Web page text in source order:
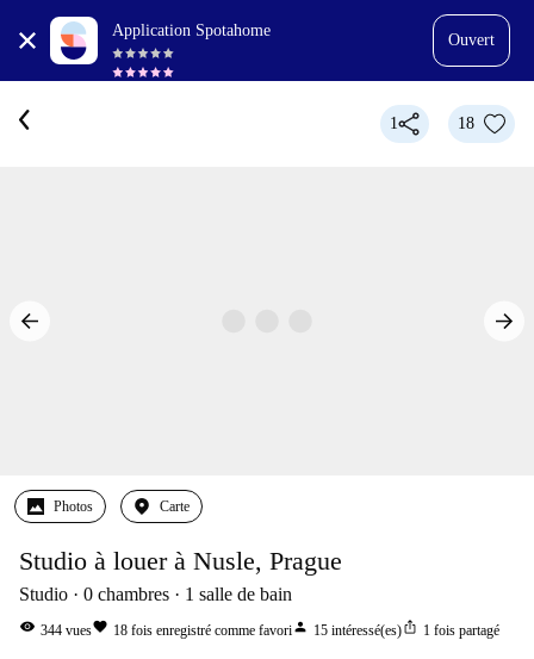
Application Spotahome
Ouvert
1 18
Photos Carte
Studio à louer à Nusle, Prague
Studio 0 chambres 1 salle de bain
visibility 344 vuesfavorite 18 fois enregistré comme favoriperson 15 intéressé(es)ios_share 1 fois partagé